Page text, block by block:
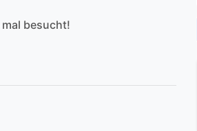
mal besucht!